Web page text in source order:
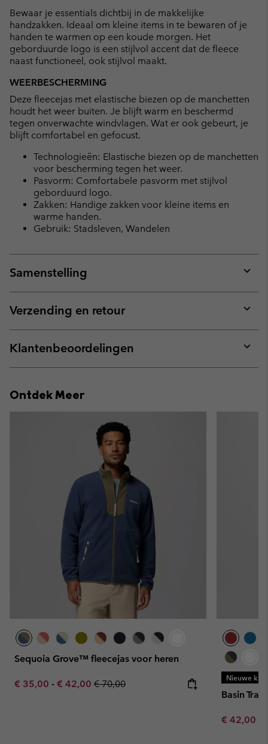
Bewaar je essentials dichtbij in de makkelijke
handzakken. Ideaal om kleine items in te bewaren of je
handen te warmen op een koude morgen. Het
geborduurde logo is een stijlvol accent dat de fleece
naast functioneel, ook stijlvol maakt.
WEERBESCHERMING
Deze fleecejas met elastische biezen op de manchetten
houdt het weer buiten. Je blijft warm en beschermd
tegen onverwachte windvlagen. Wat er ook gebeurt, je
blijft comfortabel en gefocust.
Technologieën: Elastische biezen op de manchetten
voor bescherming tegen het weer.
Pasvorm: Comfortabele pasvorm met stijlvol
geborduurd logo.
Zakken: Handige zakken voor kleine items en
warme handen.
Gebruik: Stadsleven, Wandelen
Samenstelling
or
Verzending en retour
or
Klantenbeoordelingen
or
Ontdek Meer
Sequoia Grove™ fleecejas voor heren
Minimum sale price:
€ 35,00 - Maximum sale price:
€ 42,00 Regular price:
€ 70,00
Nieuwe
Basin
Minimum
€ 42,00